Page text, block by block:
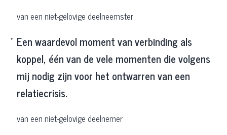
van een niet-gelovige deelneemster
Een waardevol moment van verbinding als
koppel, één van de vele momenten die volgens
mij nodig zijn voor het ontwarren van een
relatiecrisis.
van een niet-gelovige deelnemer